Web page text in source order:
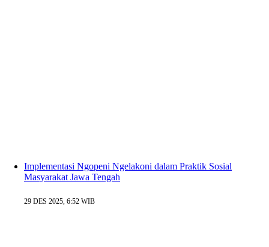
Implementasi Ngopeni Ngelakoni dalam Praktik Sosial
Masyarakat Jawa Tengah
29 DES 2025, 6:52 WIB